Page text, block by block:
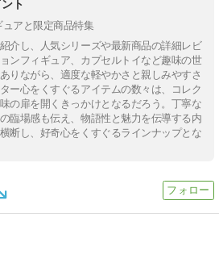
ト
ュアと限定商品特集
介し、人気シリーズや最新商品の詳細レビ
ンフィギュア、カプセルトイなど趣味の世
りながら、適度な軽やかさと親しみやすさ
ー心をくすぐるアイテムの数々は、コレク
の扉を開くきっかけとなるだろう。丁寧な
臨場感も伝え、物語性と魅力を伝導する内
断し、好奇心をくすぐるラインナップとな